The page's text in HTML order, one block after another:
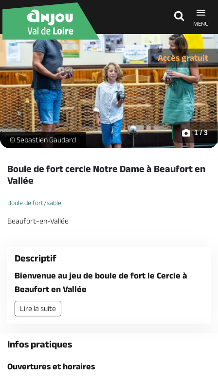
MENU
Découvrir
À voir, à faire
Agenda
Billetterie en ligne
Brochures & Cartes Offices de tourisme
Boule de fort - Bauge - ©Sebastien Gaudard (24) -
© Sebastien Gaudard
1 / 3
Accès gratuit
Boule de fort cercle Notre Dame à Beaufort en
Vallée
Boule de fort/sable
Beaufort-en-Vallée
Descriptif
Bienvenue au jeu de boule de fort le Cercle à
Beaufort en Vallée
Lire la suite
Infos pratiques
Ouvertures et horaires